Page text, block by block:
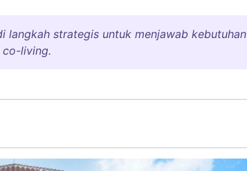
langkah strategis untuk menjawab kebutuhan
co-living.